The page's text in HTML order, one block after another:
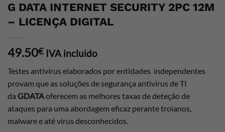
G DATA INTERNET SECURITY 2PC 12M
– LICENÇA DIGITAL
49.50€ IVA incluido
Testes antivírus elaborados por entidades independentes
provam que as soluções de segurança antivírus de TI
da GDATAoferecem as melhores taxas de deteção de
ataques para uma abordagem eficaz perante troianos,
malware e até vírus desconhecidos.